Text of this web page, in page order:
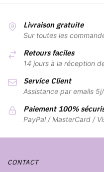
Livraison gratuite
Sur toutes les
Retours faciles
14 jours à la réception
Service Client
Assistance par emails
Paiement 100%
PayPal / MasterCard /
CONTACT